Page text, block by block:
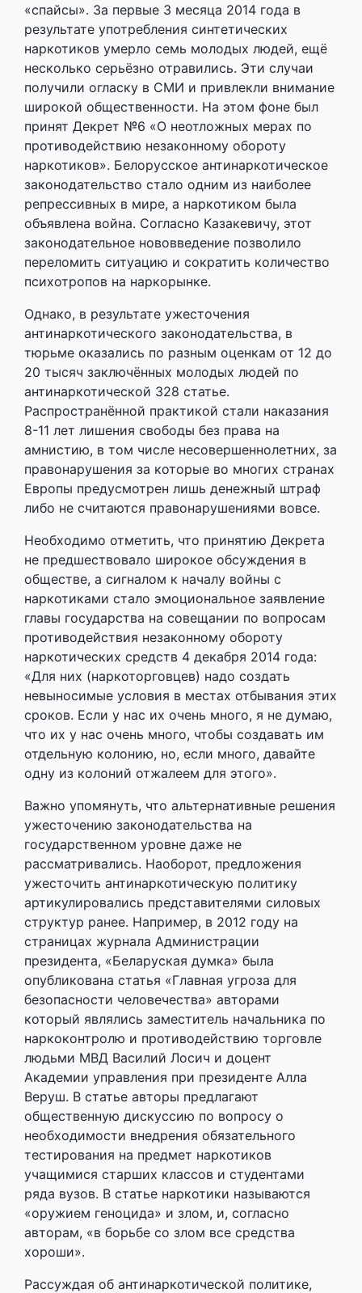
«спайсы». За первые 3 месяца 2014 года в
результате употребления синтетических
наркотиков умерло семь молодых людей, ещё
несколько серьёзно отравились. Эти случаи
получили огласку в СМИ и привлекли внимание
широкой общественности. На этом фоне был
принят Декрет №6 «О неотложных мерах по
противодействию незаконному обороту
наркотиков». Белорусское антинаркотическое
законодательство стало одним из наиболее
репрессивных в мире, а наркотиком была
объявлена война. Согласно Казакевичу, этот
законодательное нововведение позволило
переломить ситуацию и сократить количество
психотропов на наркорынке.
Однако, в результате ужесточения
антинаркотического законодательства, в
тюрьме оказались по разным оценкам от 12 до
20 тысяч заключённых молодых людей по
антинаркотической 328 статье.
Распространённой практикой стали наказания
8-11 лет лишения свободы без права на
амнистию, в том числе несовершеннолетних, за
правонарушения за которые во многих странах
Европы предусмотрен лишь денежный штраф
либо не считаются правонарушениями вовсе.
Необходимо отметить, что принятию Декрета
не предшествовало широкое обсуждения в
обществе, а сигналом к началу войны с
наркотиками стало эмоциональное заявление
главы государства на совещании по вопросам
противодействия незаконному обороту
наркотических средств 4 декабря 2014 года:
«Для них (наркоторговцев) надо создать
невыносимые условия в местах отбывания этих
сроков. Если у нас их очень много, я не думаю,
что их у нас очень много, чтобы создавать им
отдельную колонию, но, если много, давайте
одну из колоний отжалеем для этого».
Важно упомянуть, что альтернативные решения
ужесточению законодательства на
государственном уровне даже не
рассматривались. Наоборот, предложения
ужесточить антинаркотическую политику
артикулировались представителями силовых
структур ранее. Например, в 2012 году на
страницах журнала Администрации
президента, «Беларуская думка» была
опубликована статья «Главная угроза для
безопасности человечества» авторами
который являлись заместитель начальника по
наркоконтролю и противодействию торговле
людьми МВД Василий Лосич и доцент
Академии управления при президенте Алла
Веруш. В статье авторы предлагают
общественную дискуссию по вопросу о
необходимости внедрения обязательного
тестирования на предмет наркотиков
учащимися старших классов и студентами
ряда вузов. В статье наркотики называются
«оружием геноцида» и злом, и, согласно
авторам, «в борьбе со злом все средства
хороши».
Рассуждая об антинаркотической политике,